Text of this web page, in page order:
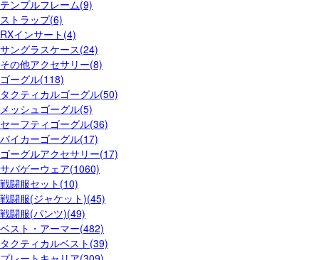
テンプルフレーム(9)
ストラップ(6)
RXインサート(4)
サングラスケース(24)
その他アクセサリー(8)
ゴーグル(118)
タクティカルゴーグル(50)
メッシュゴーグル(5)
セーフティゴーグル(36)
バイカーゴーグル(17)
ゴーグルアクセサリー(17)
サバゲーウェア(1060)
戦闘服セット(10)
戦闘服(ジャケット)(45)
戦闘服(パンツ)(49)
ベスト・アーマー(482)
タクティカルベスト(39)